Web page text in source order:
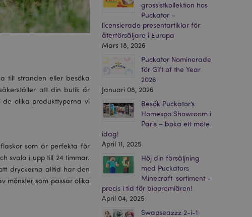
till stranden eller besöka
att din butik är
olika produkttyperna vi
som är perfekta för
svala i upp till 24 timmar.
dryckerna alltid har den
mönster som passar olika
grossistkollektion hos
Puckator –
licensierade presentartiklar för
återförsäljare i Europa
Mars 18, 2026
Puckator Nominerade
för Gift of the Year
2026
Januari 08, 2026
Besök Puckator’s
Homexpo Showroom i
Paris – boka ett möte
idag!
April 11, 2025
Höj din försäljning
med Puckators
Minecraft-sortiment -
precis i tid för biopremiären!
April 04, 2025
Swapseazzz 2-i-1